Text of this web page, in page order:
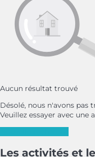
Aucun résultat trouvé
Désolé, nous n'avons pas
Veuillez essayer avec une
Les activités et